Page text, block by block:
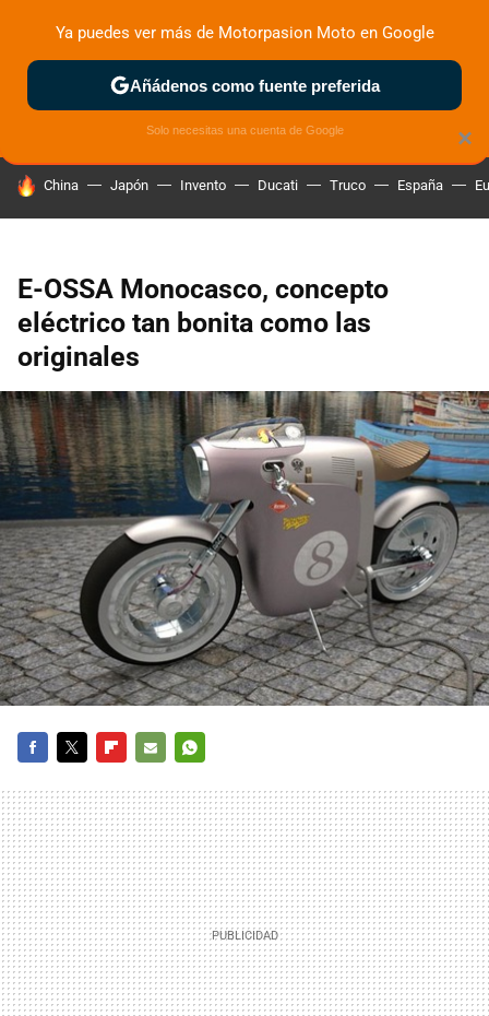
ZONA DE PRUEBAS DEPORTIVAS MOTOS ELÉCTRICAS
HOY SE HABLA DE
China Japón Invento Ducati Truco España
E-OSSA Monocasco, concepto
eléctrico tan bonita como las
originales
MAIL
×
Ya puedes ver más de Motorpasion Moto en Google
Añádenos como fuente preferida
Solo necesitas una cuenta de Google